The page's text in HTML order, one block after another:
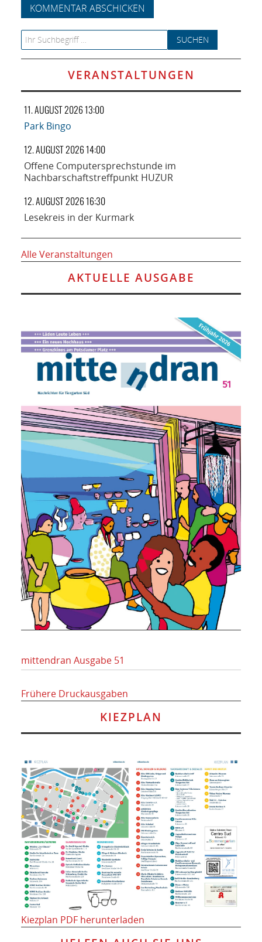
Search for:
VERANSTALTUNGEN
11. AUGUST 2026 13:00
Park Bingo
12. AUGUST 2026 14:00
Offene Computersprechstunde im
Nachbarschaftstreffpunkt HUZUR
12. AUGUST 2026 16:30
Lesekreis in der Kurmark
Alle Veranstaltungen
AKTUELLE AUSGABE
mittendran Ausgabe 51
Frühere Druckausgaben
KIEZPLAN
Kiezplan PDF herunterladen